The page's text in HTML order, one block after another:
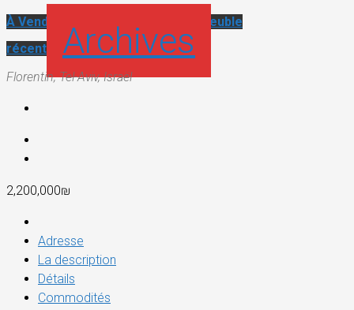
À Vendre
Immeuble
récent
Archives
Florentin, Tel-Aviv, Israël
2,200,000₪
Adresse
La description
Détails
Commodités